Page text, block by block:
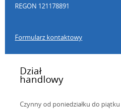
REGON 121178891
Formularz kontaktowy
Dział
handlowy
Czynny od poniedziałku do piątku